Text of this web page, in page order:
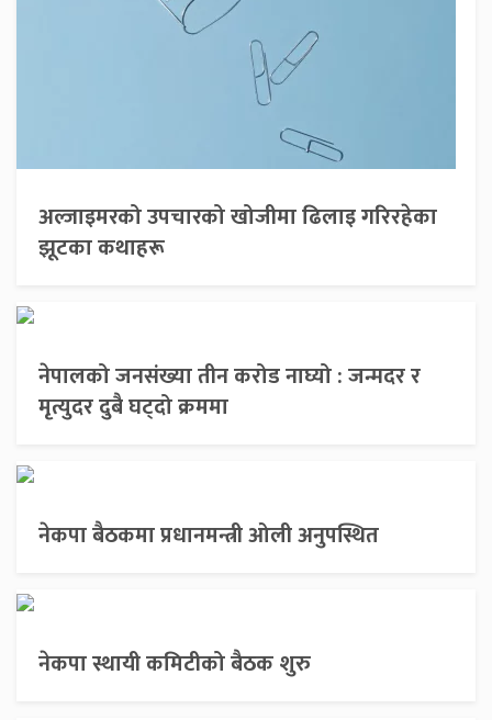
अल्जाइमरको उपचारको खोजीमा ढिलाइ गरिरहेका
झूटका कथाहरू
नेपालको जनसंख्या तीन करोड नाघ्यो : जन्मदर र
मृत्युदर दुबै घट्दो क्रममा
नेकपा बैठकमा प्रधानमन्त्री ओली अनुपस्थित
नेकपा स्थायी कमिटीको बैठक शुरु